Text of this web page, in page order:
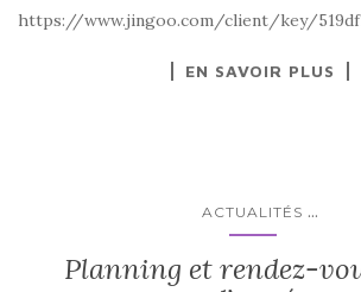
https://www.jingoo.com/client/key/
EN SAVOIR PLUS
ACTUALITÉS ...
Planning et rendez-